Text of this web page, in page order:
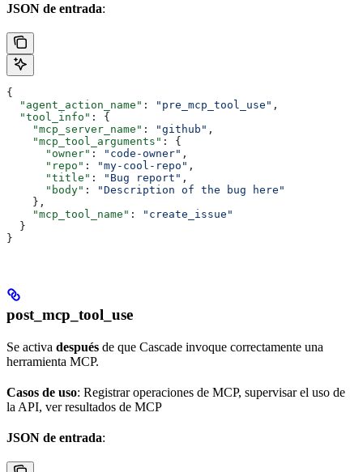
JSON de entrada:
{
  "agent_action_name"
: "pre_mcp_tool_use" ,
  "tool_info"
: {
    "mcp_server_name"
: "github" ,
    "mcp_tool_arguments"
: {
      "owner"
: "code-owner" ,
      "repo"
: "my-cool-repo" ,
      "title"
: "Bug report" ,
      "body"
:
"Description of the bug here"
    },
    "mcp_tool_name"
:
"create_issue"
  }
}
post_mcp_tool_use
Se activa después de que Cascade invoque correctamente una
herramienta MCP.
Casos de uso: Registrar operaciones de MCP, supervisar el uso de
la API, ver resultados de MCP
JSON de entrada: